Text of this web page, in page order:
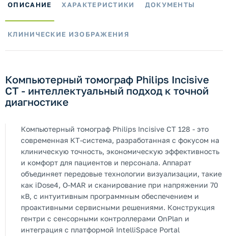
ОПИСАНИЕ ХАРАКТЕРИСТИКИ ДОКУМЕНТЫ
КЛИНИЧЕСКИЕ ИЗОБРАЖЕНИЯ
Компьютерный томограф Philips Incisive
CT - интеллектуальный подход к точной
диагностике
Компьютерный томограф Philips Incisive CT 128 - это
современная КТ-система, разработанная с фокусом на
клиническую точность, экономическую эффективность
и комфорт для пациентов и персонала. Аппарат
объединяет передовые технологии визуализации, такие
как iDose4, O-MAR и сканирование при напряжении 70
кВ, с интуитивным программным обеспечением и
проактивными сервисными решениями. Конструкция
гентри с сенсорными контроллерами OnPlan и
интеграция с платформой IntelliSpace Portal